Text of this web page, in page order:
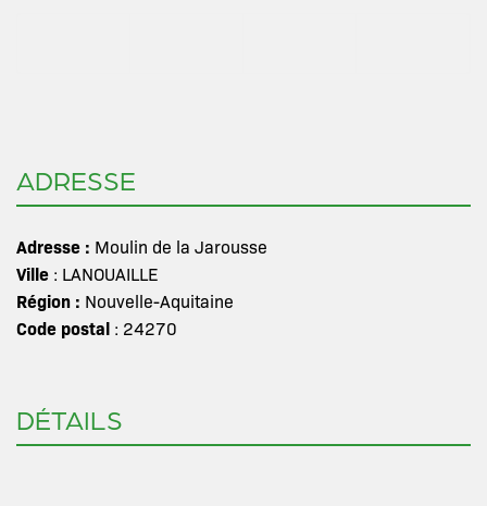
ADRESSE
Adresse : Moulin de la Jarousse
Ville : LANOUAILLE
Région : Nouvelle-Aquitaine
Code postal : 24270
DÉTAILS